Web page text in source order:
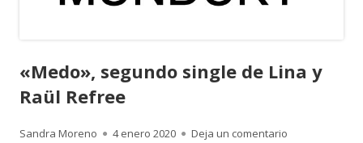
«Medo», segundo single de Lina y
Raül Refree
Autor
Sandra Moreno Publicado
4 enero 2020 Deja un comentario